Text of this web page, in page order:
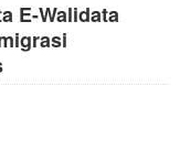
E-Walidata